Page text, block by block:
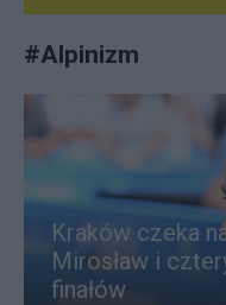
#Alpinizm
Kraków czeka
Mirosław i
finałów